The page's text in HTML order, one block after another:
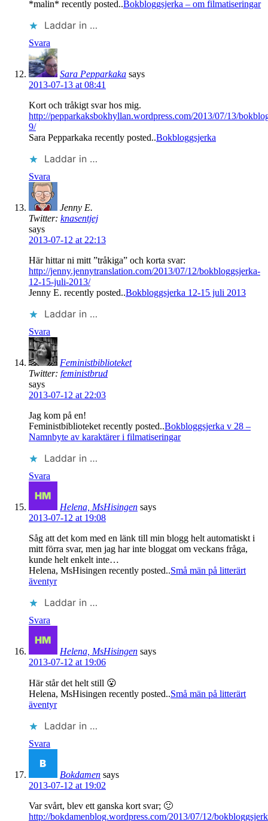
*malin* recently posted..Bokbloggsjerka – om filmatiseringar
Laddar in …
Svara
Sara Pepparkaka says
2013-07-13 at 08:41
Kort och tråkigt svar hos mig.
http://pepparkaksbokhyllan.wordpress.com/2013/07/13/
9/
Sara Pepparkaka recently posted..Bokbloggsjerka
Laddar in …
Svara
Jenny E.
Twitter: knasentjej
says
2013-07-12 at 22:13
Här hittar ni mitt ”tråkiga” och korta svar:
http://jenny.jennytranslation.com/2013/07/12/bokbloggsjerka-
12-15-juli-2013/
Jenny E. recently posted..Bokbloggsjerka 12-15 juli 2013
Laddar in …
Svara
Feministbiblioteket
Twitter: feministbrud
says
2013-07-12 at 22:03
Jag kom på en!
Feministbiblioteket recently posted..Bokbloggsjerka v 28 –
Namnbyte av karaktärer i filmatiseringar
Laddar in …
Svara
Helena, MsHisingen says
2013-07-12 at 19:08
Såg att det kom med en länk till min blogg helt automatiskt i
mitt förra svar, men jag har inte bloggat om veckans fråga,
kunde helt enkelt inte…
Helena, MsHisingen recently posted..Små män på litterärt
äventyr
Laddar in …
Svara
Helena, MsHisingen says
2013-07-12 at 19:06
Här står det helt still 😮
Helena, MsHisingen recently posted..Små män på litterärt
äventyr
Laddar in …
Svara
Bokdamen says
2013-07-12 at 19:02
Var svårt, blev ett ganska kort svar; 🙂
http://bokdamenblog.wordpress.com/2013/07/12/